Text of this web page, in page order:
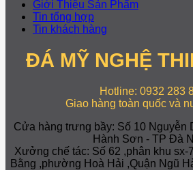
Giới Thiệu Sản Phẩm
Tin tổng hợp
Tin khách hàng
ĐÁ MỸ NGHỆ
Hotline: 0932 283
Giao hàng toàn quốc và
Cửa hàng trưng bầy: Số 10 Nguyễn
Hành Sơn - TP Đà
Xưởng chế tác: Số 62 ,phân khu
Bằng ,phường Hoà Hải ,Quận Ngũ